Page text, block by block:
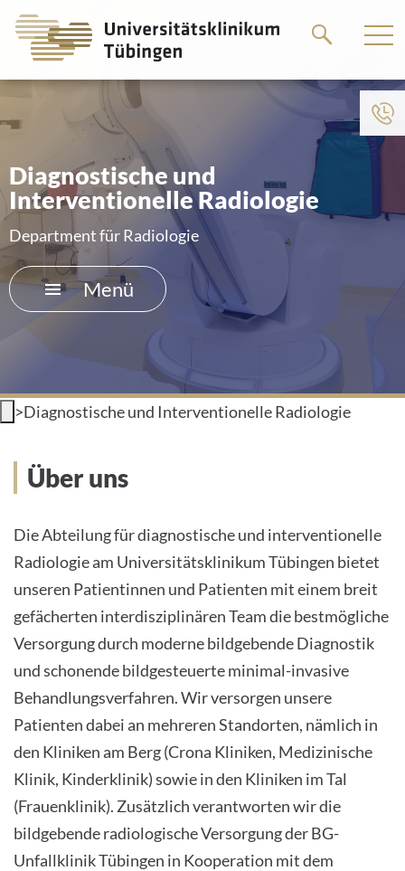
zum
Diagnostische und
Interventionelle Radiologie
Department für Radiologie
Menü
>Diagnostische und Interventionelle Radiologie
Über uns
Über uns
Die Abteilung für diagnostische und interventionelle
Radiologie am Universitätsklinikum Tübingen bietet
unseren Patientinnen und Patienten mit einem breit
gefächerten interdisziplinären Team die bestmögliche
Versorgung durch moderne bildgebende Diagnostik
und schonende bildgesteuerte minimal-invasive
Behandlungsverfahren. Wir versorgen unsere
Patienten dabei an mehreren Standorten, nämlich in
den Kliniken am Berg (Crona Kliniken, Medizinische
Klinik, Kinderklinik) sowie in den Kliniken im Tal
(Frauenklinik). Zusätzlich verantworten wir die
bildgebende radiologische Versorgung der BG-
Unfallklinik Tübingen in Kooperation mit dem
zum